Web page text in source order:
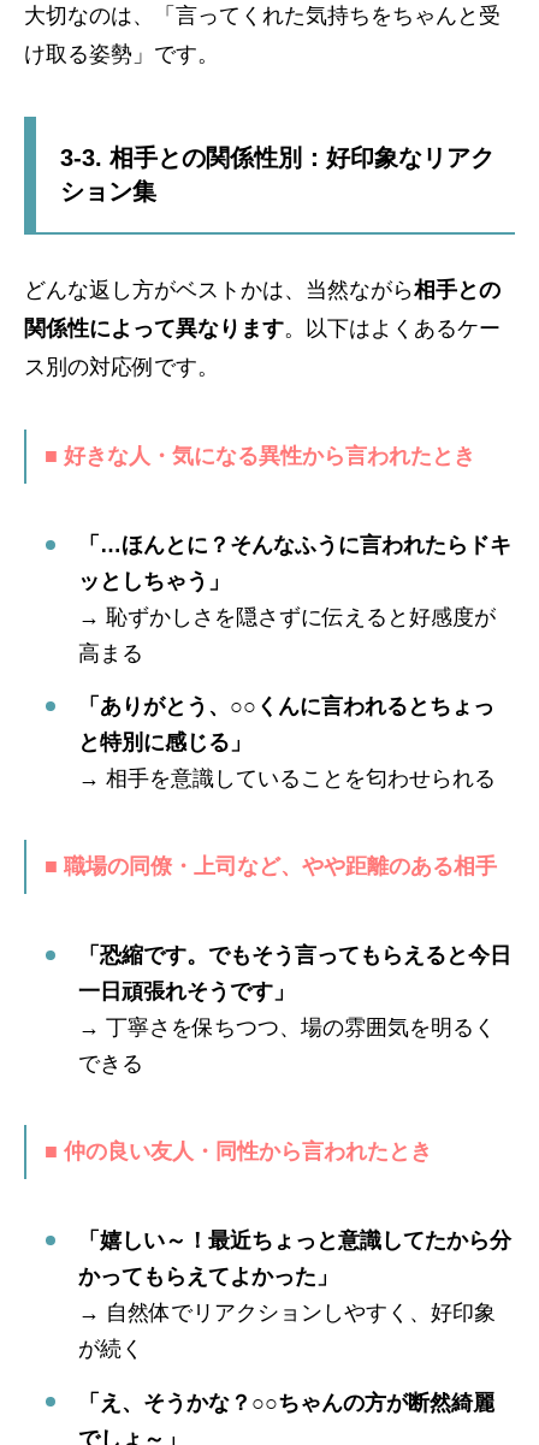
大切なのは、「言ってくれた気持ちをちゃんと受
け取る姿勢」です。
3-3. 相手との関係性別：好印象なリアク
ション集
どんな返し方がベストかは、当然ながら相手との
関係性によって異なります。以下はよくあるケー
ス別の対応例です。
■ 好きな人・気になる異性から言われたとき
「…ほんとに？そんなふうに言われたらドキ
ッとしちゃう」
→ 恥ずかしさを隠さずに伝えると好感度が
高まる
「ありがとう、○○くんに言われるとちょっ
と特別に感じる」
→ 相手を意識していることを匂わせられる
■ 職場の同僚・上司など、やや距離のある相手
「恐縮です。でもそう言ってもらえると今日
一日頑張れそうです」
→ 丁寧さを保ちつつ、場の雰囲気を明るく
できる
■ 仲の良い友人・同性から言われたとき
「嬉しい～！最近ちょっと意識してたから分
かってもらえてよかった」
→ 自然体でリアクションしやすく、好印象
が続く
「え、そうかな？○○ちゃんの方が断然綺麗
でしょ～」